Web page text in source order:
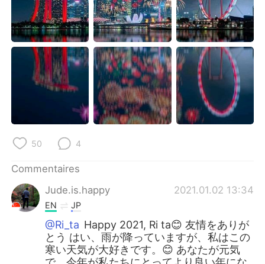
50 4
Commentaires
Jude.is.happy
2021.01.02 13:34
EN JP
@Ri_ta Happy 2021, Ri ta😊 友情をありが
とう はい、雨が降っていますが、私はこの
寒い天気が大好きです。😊 あなたが元気